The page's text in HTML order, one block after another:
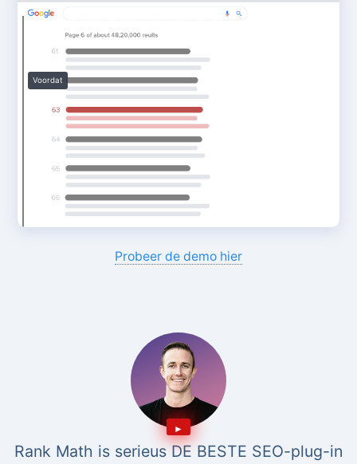
Voordat
Probeer de demo hier
Rank Math is serieus DE BESTE SEO-plug-in